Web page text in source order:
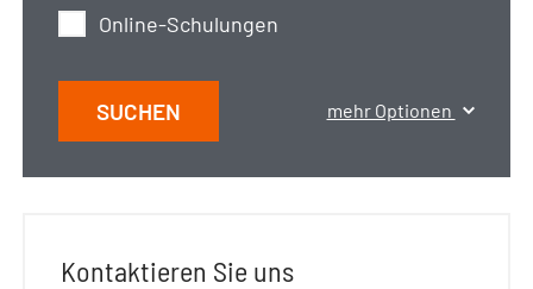
Online-Schulungen
SUCHEN mehr Optionen
Kontaktieren Sie uns